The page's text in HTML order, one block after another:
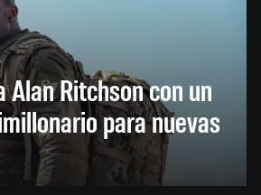
Ritchson con un
para nuevas